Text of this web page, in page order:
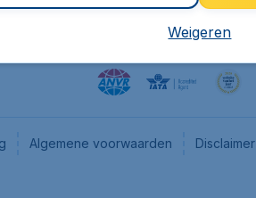
Algemene voorwaarden Disclaimer
Weigeren